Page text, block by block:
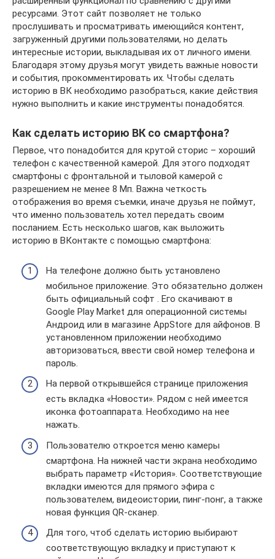
ресурсами. Этот сайт позволяет не только
прослушивать и просматривать имеющийся контент,
загруженный другими пользователями, но делать
интересные истории, выкладывая их от личного имени.
Благодаря этому друзья могут увидеть важные новости
и события, прокомментировать их. Чтобы сделать
историю в ВК необходимо разобраться, какие действия
нужно выполнить и какие инструменты понадобятся.
Как сделать историю ВК со смартфона?
Первое, что понадобится для крутой сторис – хороший
телефон с качественной камерой. Для этого подходят
смартфоны с фронтальной и тыловой камерой с
разрешением не менее 8 Мп. Важна четкость
отображения во время съемки, иначе друзья не поймут,
что именно пользователь хотел передать своим
посланием. Есть несколько шагов, как выложить
историю в ВКонтакте с помощью смартфона:
На телефоне должно быть установлено
мобильное приложение. Это обязательно должен
быть официальный софт . Его скачивают в
Google Play Market для операционной системы
Андроид или в магазине AppStore для айфонов. В
установленном приложении необходимо
авторизоваться, ввести свой номер телефона и
пароль.
На первой открывшейся странице приложения
есть вкладка «Новости». Рядом с ней имеется
иконка фотоаппарата. Необходимо на нее
нажать.
Пользователю откроется меню камеры
смартфона. На нижней части экрана необходимо
выбрать параметр «История». Соответствующие
вкладки имеются для прямого эфира с
пользователем, видеоистории, пинг-понг, а также
новая функция QR-сканер.
Для того, чтоб сделать историю выбирают
соответствующую вкладку и приступают к